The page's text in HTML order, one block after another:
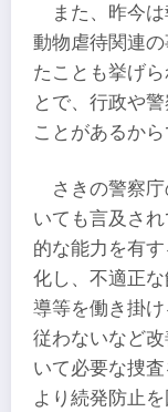
また、昨今
動物虐待関連
たことも挙げ
とで、行政や
ことがあるから
さきの警察
いても言及さ
的な能力を有
化し、不適正
導等を働き掛
従わないなど
いて必要な捜
より続発防止を